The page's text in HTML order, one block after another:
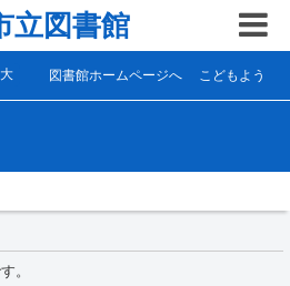
立図書館
大 図書館ホームページへ こどもよう
。